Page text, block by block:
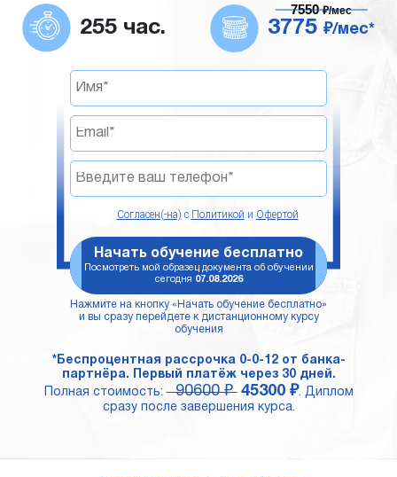
255 час. 3775 ₽/мес*
7550₽/мес
Согласен(-на) с Политикой и Офертой
Начать обучение бесплатно
Посмотреть мой образец документа об обучении
сегодня 07.08.2026
Нажмите на кнопку «Начать обучение бесплатно»
и вы сразу перейдете к дистанционному курсу
обучения
*Беспроцентная рассрочка 0-0-12 от банка-
партнёра. Первый платёж через 30 дней.
Полная стоимость:90600 ₽ 45300 ₽. Диплом
сразу после завершения курса.